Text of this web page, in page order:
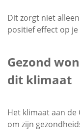
Dit zorgt niet
positief effect op
Gezond
dit klimaat
Het klimaat aan de
om zijn